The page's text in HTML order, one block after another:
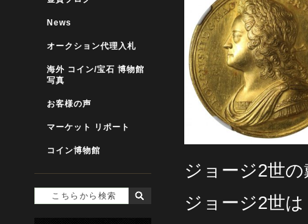
ジョージ2世
ジョージ2世
News
オークション代理入札
海外 コイン/宝石 博物館
写真
お客様の声
マーケット リポート
コイン博物館